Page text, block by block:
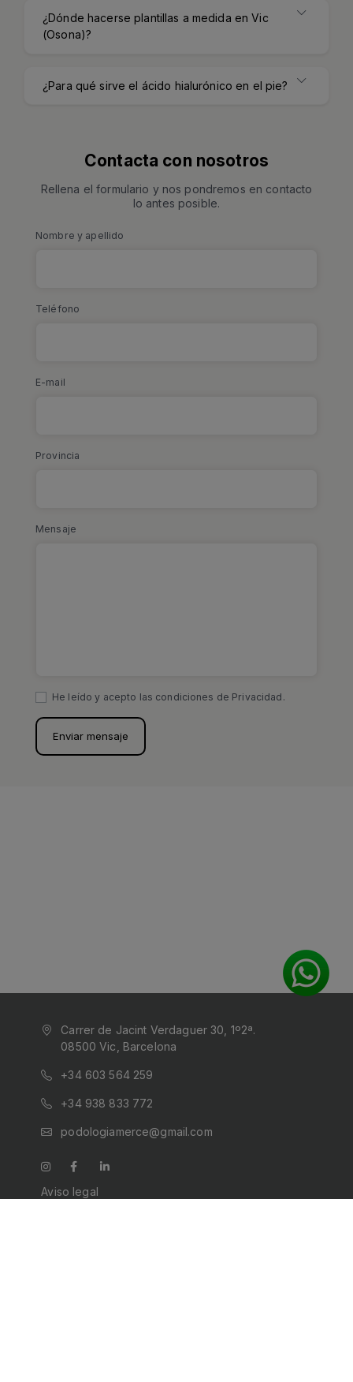
¿Dónde hacerse plantillas a medida en Vic
(Osona)?
¿Para qué sirve el ácido hialurónico en el pie?
Contacta con nosotros
Rellena el formulario y nos pondremos en contacto
lo antes posible.
Nombre y apellido
Teléfono
E-mail
Provincia
Mensaje
He leído y acepto las condiciones de Privacidad.
Carrer de Jacint Verdaguer 30, 1º2ª.
08500 Vic, Barcelona
+34 603 564 259
+34 938 833 772
podologiamerce@gmail.com
Aviso legal